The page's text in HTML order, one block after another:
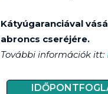
Kátyúgaranciával
abroncs cseréjére.
További információk itt: